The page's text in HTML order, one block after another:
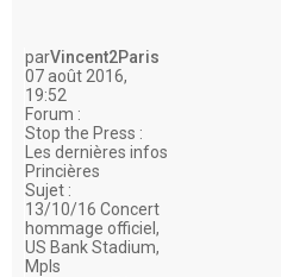
parVincent2Paris
07 août 2016,
19:52
Forum :
Stop the Press :
Les dernières infos
Princières
Sujet :
13/10/16 Concert
hommage officiel,
US Bank Stadium,
Mpls